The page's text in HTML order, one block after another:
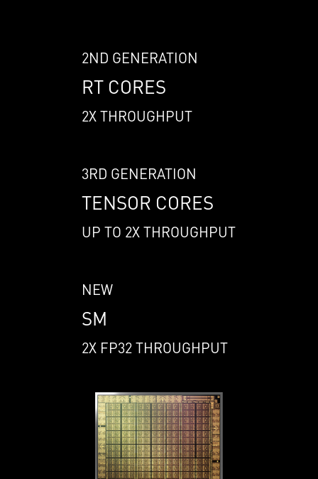
2ND GENERATION
RT CORES
2X THROUGHPUT
3RD GENERATION
TENSOR CORES
UP TO 2X THROUGHPUT
NEW
SM
2X FP32 THROUGHPUT